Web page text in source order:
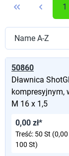
1
50860
Dławnica
kompresyjnym,
M 16 x 1,5
0,00 zł*
Treść: 50 St (0,00
100 St)